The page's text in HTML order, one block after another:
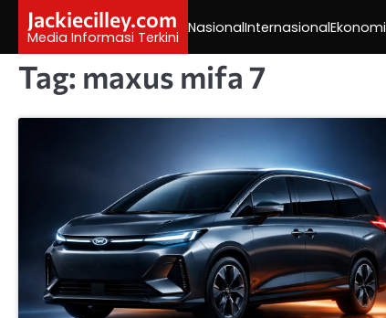
content
Jackiecilley.com
Media Informasi Terkini
NasionalInternasionalEkonomi
Tag: maxus mifa 7